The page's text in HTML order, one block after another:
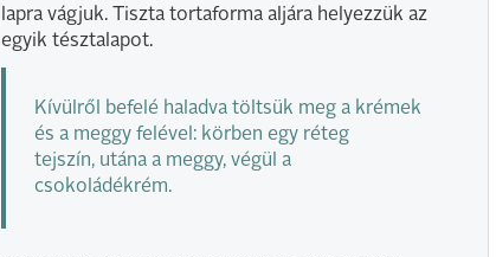
lapra vágjuk. Tiszta tortaforma aljára helyezzük az
egyik tésztalapot.
Kívülről befelé haladva töltsük meg a krémek
és a meggy felével: körben egy réteg
tejszín, utána a meggy, végül a
csokoládékrém.